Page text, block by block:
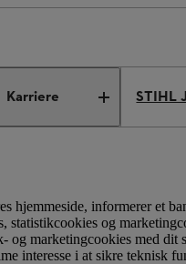
Karriere STIHL
hjemmeside, informerer et
og
og marketingcookies med dit
interesse i at sikre teknisk